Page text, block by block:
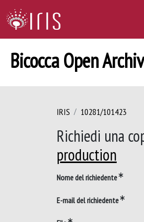
Bicocca Open
IRIS 10281/101423
Richiedi una
production
Nome del richiedente
E-mail del richiedente